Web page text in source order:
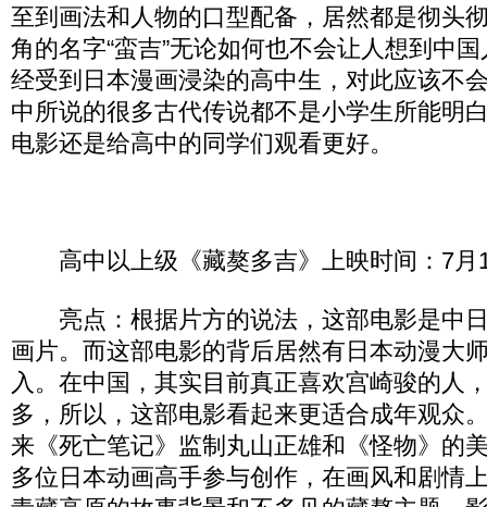
至到画法和人物的口型配备，居然都是彻头
角的名字“蛮吉”无论如何也不会让人想到中
经受到日本漫画浸染的高中生，对此应该不
中所说的很多古代传说都不是小学生所能明
电影还是给高中的同学们观看更好。
高中以上级《藏獒多吉》上映时间：7月
亮点：根据片方的说法，这部电影是中
画片。而这部电影的背后居然有日本动漫大
入。在中国，其实目前真正喜欢宫崎骏的人
多，所以，这部电影看起来更适合成年观众
来《死亡笔记》监制丸山正雄和《怪物》的
多位日本动画高手参与创作，在画风和剧情